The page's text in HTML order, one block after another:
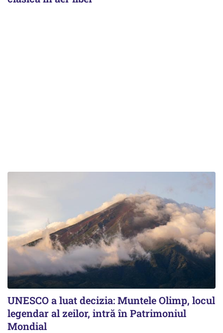
UNESCO a luat decizia: Muntele Olimp, locul
legendar al zeilor, intră în Patrimoniul
Mondial